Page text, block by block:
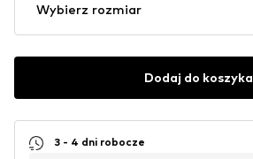
Wybierz rozmiar
Dodaj do koszyka
3 - 4 dni robocze